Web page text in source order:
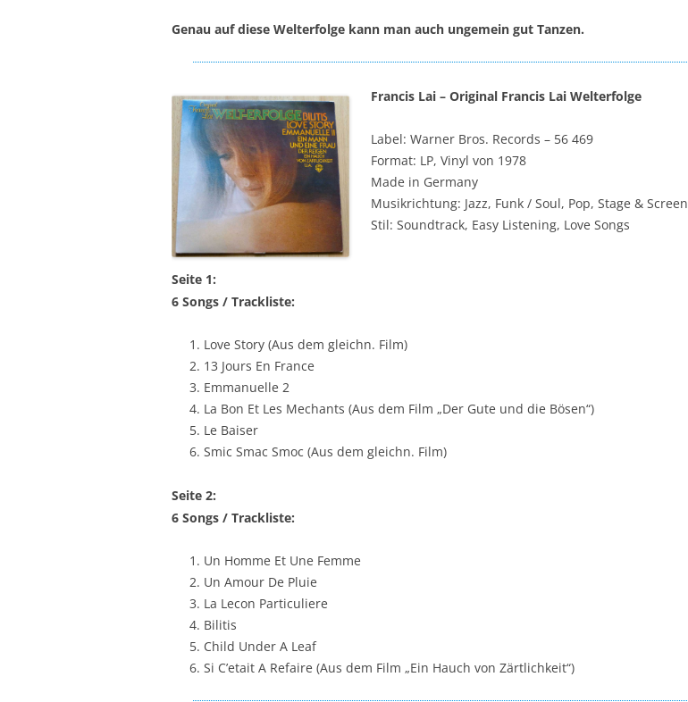
Genau auf diese Welterfolge kann man auch ungemein gut Tanzen.
Francis Lai ‎– Original Francis Lai Welterfolge
Label: Warner Bros. Records ‎– 56 469
Format: LP, Vinyl von 1978
Made in Germany
Musikrichtung: Jazz, Funk / Soul, Pop, Stage & Screen
Stil: Soundtrack, Easy Listening, Love Songs
Seite 1:
6 Songs / Trackliste:
Love Story (Aus dem gleichn. Film)
13 Jours En France
Emmanuelle 2
La Bon Et Les Mechants (Aus dem Film „Der Gute und die Bösen“)
Le Baiser
Smic Smac Smoc (Aus dem gleichn. Film)
Seite 2:
6 Songs / Trackliste:
Un Homme Et Une Femme
Un Amour De Pluie
La Lecon Particuliere
Bilitis
Child Under A Leaf
Si C’etait A Refaire (Aus dem Film „Ein Hauch von Zärtlichkeit“)